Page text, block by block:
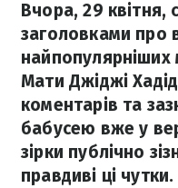
Вчора, 29 квітня,
заголовками про
найпопулярніших
Мати Джіджі
коментарів та
бабусею вже у
зірки публічно
правдиві ці